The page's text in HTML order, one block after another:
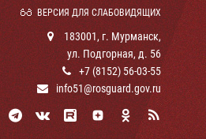
ВЕРСИЯ ДЛЯ СЛАБОВИДЯЩИХ
183001, г. Мурманск,
ул. Подгорная, д. 56
+7 (8152) 56-03-55
info51@rosguard.gov.ru